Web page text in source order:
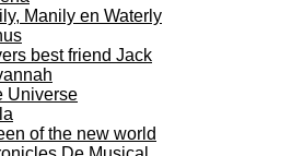
Manily en Waterly
best friend Jack
Universe
of the new world